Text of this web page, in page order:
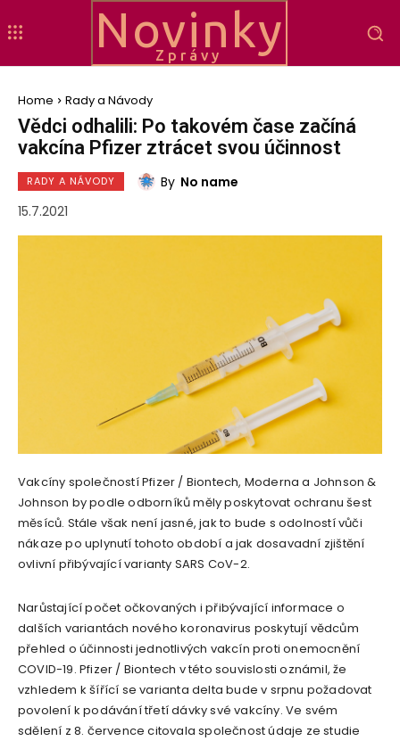
Novinky
Zprávy
Home Rady a Návody
Vědci odhalili: Po takovém čase začíná
vakcína Pfizer ztrácet svou účinnost
RADY A NÁVODY By No name
15.7.2021
Vakcíny společností Pfizer / Biontech, Moderna a Johnson &
Johnson by podle odborníků měly poskytovat ochranu šest
měsíců. Stále však není jasné, jak to bude s odolností vůči
nákaze po uplynutí tohoto období a jak dosavadní zjištění
ovlivní přibývající varianty SARS CoV-2.
Narůstající počet očkovaných i přibývající informace o
dalších variantách nového koronavirus poskytují vědcům
přehled o účinnosti jednotlivých vakcín proti onemocnění
COVID-19. Pfizer / Biontech v této souvislosti oznámil, že
vzhledem k šířící se varianta delta bude v srpnu požadovat
povolení k podávání třetí dávky své vakcíny. Ve svém
sdělení z 8. července citovala společnost údaje ze studie